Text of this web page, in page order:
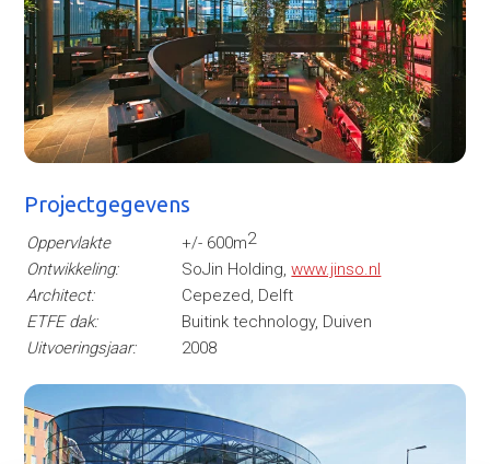
Projectgegevens
Oppervlakte +/- 600m2
Ontwikkeling:
SoJin Holding,www.jinso.nl
Architect:
Cepezed, Delft
ETFE dak:
Buitink technology, Duiven
Uitvoeringsjaar:
2008